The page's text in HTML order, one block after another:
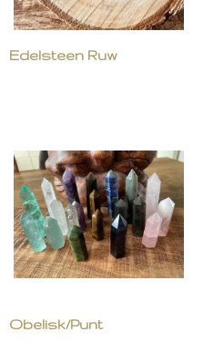
Edelsteen Ruw
Obelisk/Punt